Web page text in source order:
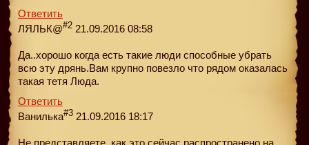
Ответить
ЛЯЛЬК@#2 21.09.2016 08:58
Да..хорошо когда есть такие люди способные убрать
всю эту дрянь.Вам крупно повезло что рядом оказалась
такая тетя Люда.
Ответить
Ванилька#3 21.09.2016 18:17
Не представляете, как это сейчас распространено на